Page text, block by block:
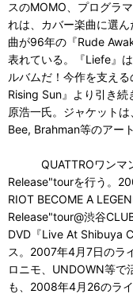
スのMOMO、プログラ
れは、カバー楽曲に選
曲が96年の『Rude
表れている。『Liefe』
ルバムだ！今作を支え
Rising Sun』より引き
原浩一氏。ジャケット
Bee, Brahman等のアー
QUATTROワンマン
Release"tourを行う。
RIOT BECOME A
Release"tour@渋谷
DVD『Live At Shibuya
ス。2007年4月7日のラ
ロニモ、UNDOWN等で
も、2008年4月26のラ